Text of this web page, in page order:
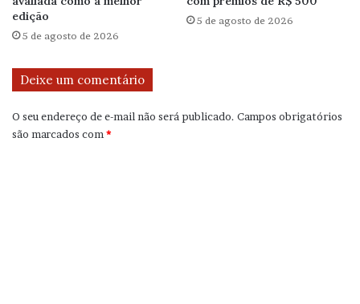
edição
5 de agosto de 2026
5 de agosto de 2026
Deixe um comentário
O seu endereço de e-mail não será publicado. Campos obrigatórios
são marcados com*